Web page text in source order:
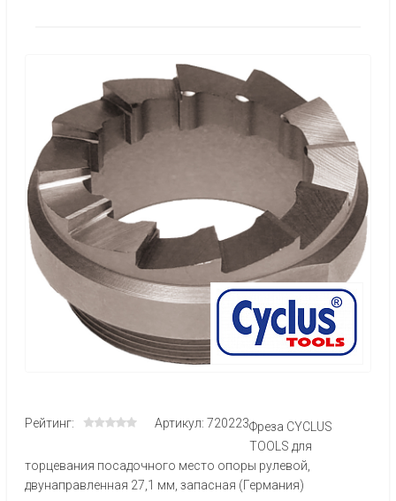
Рейтинг: Артикул: 720223Фреза CYCLUS
TOOLS для
торцевания посадочного место опоры рулевой,
двунаправленная 27,1 мм, запасная (Германия)